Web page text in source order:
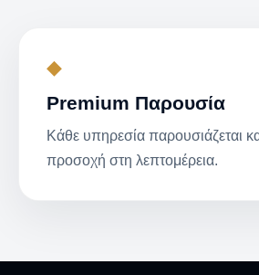
◆
Premium Παρουσία
Κάθε υπηρεσία παρουσιάζεται
προσοχή στη λεπτομέρεια.